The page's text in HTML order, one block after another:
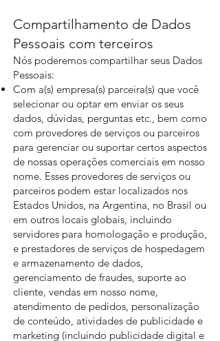
Compartilhamento de Dados
Pessoais com terceiros
Nós poderemos compartilhar seus Dados
Pessoais:
Com a(s) empresa(s) parceira(s) que você
selecionar ou optar em enviar os seus
dados, dúvidas, perguntas etc., bem como
com provedores de serviços ou parceiros
para gerenciar ou suportar certos aspectos
de nossas operações comerciais em nosso
nome. Esses provedores de serviços ou
parceiros podem estar localizados nos
Estados Unidos, na Argentina, no Brasil ou
em outros locais globais, incluindo
servidores para homologação e produção,
e prestadores de serviços de hospedagem
e armazenamento de dados,
gerenciamento de fraudes, suporte ao
cliente, vendas em nosso nome,
atendimento de pedidos, personalização
de conteúdo, atividades de publicidade e
marketing (incluindo publicidade digital e